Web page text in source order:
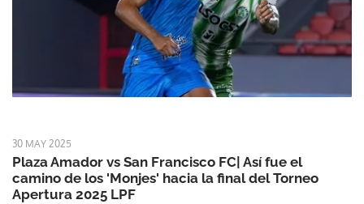
30 MAY 2025
Plaza Amador vs San Francisco FC| Así fue el
camino de los 'Monjes' hacia la final del Torneo
Apertura 2025 LPF